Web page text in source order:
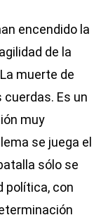
encendido la
de la
muerte de
Es un
muy
se juega el
sólo se
política, con